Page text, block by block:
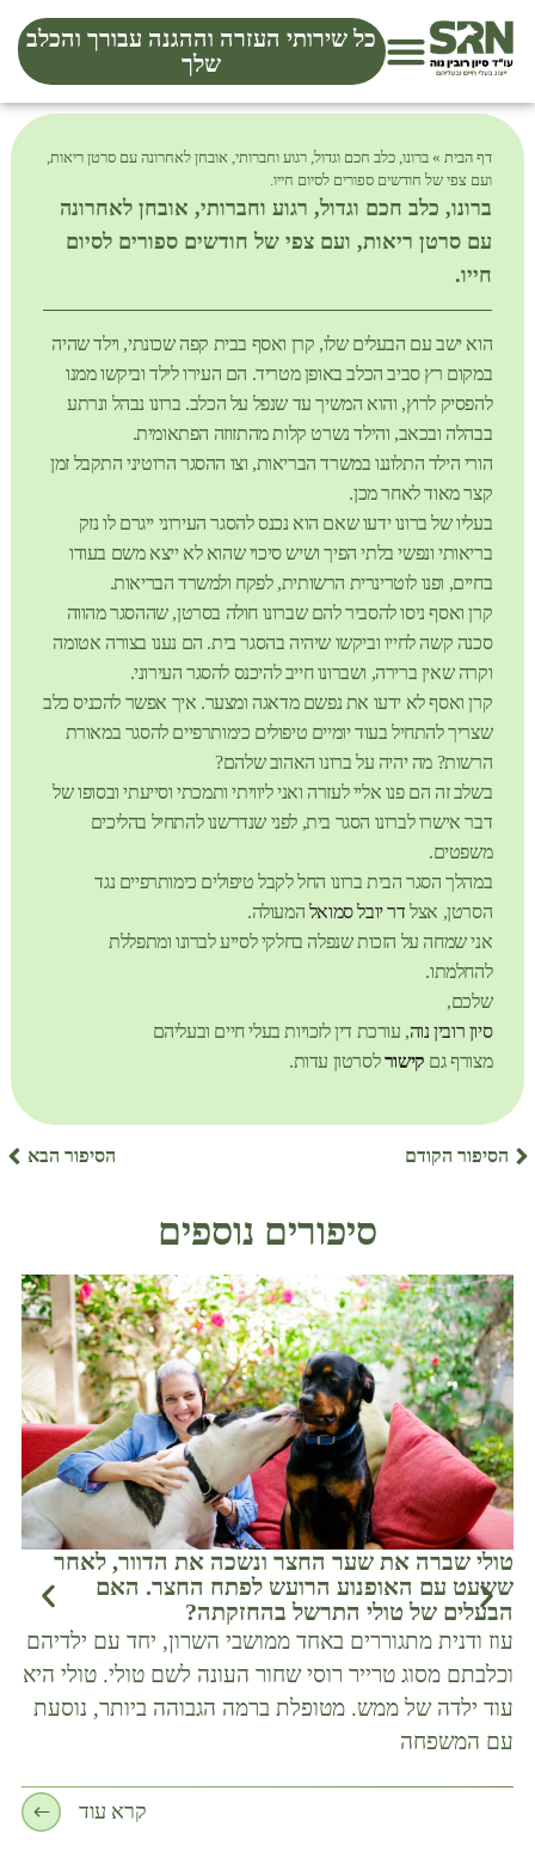
כל שירותי העזרה וההגנה עבורך והכלב
שלך
דף הבית » ברונו, כלב חכם וגדול, רגוע וחברותי, אובחן לאחרונה עם סרטן ריאות,
ועם צפי של חודשים ספורים לסיום חייו.
ברונו, כלב חכם וגדול, רגוע וחברותי, אובחן לאחרונה
עם סרטן ריאות, ועם צפי של חודשים ספורים לסיום
חייו.
הוא ישב עם הבעלים שלו, קרן ואסף בבית קפה שכונתי, וילד שהיה
במקום רץ סביב הכלב באופן מטריד. הם העירו לילד וביקשו ממנו
להפסיק לרוץ, והוא המשיך עד שנפל על הכלב. ברונו נבהל ונרתע
בבהלה ובכאב, והילד נשרט קלות מהתזוזה הפתאומית.
הורי הילד התלוננו במשרד הבריאות, וצו ההסגר הרוטיני התקבל זמן
קצר מאוד לאחר מכן.
בעליו של ברונו ידעו שאם הוא נכנס להסגר העירוני ייגרם לו נזק
בריאותי ונפשי בלתי הפיך ושיש סיכוי שהוא לא ייצא משם בעודו
בחיים, ופנו לוטרינרית הרשותית, לפקח ולמשרד הבריאות.
קרן ואסף ניסו להסביר להם שברונו חולה בסרטן, שההסגר מהווה
סכנה קשה לחייו וביקשו שיהיה בהסגר בית. הם נענו בצורה אטומה
וקרה שאין ברירה, ושברונו חייב להיכנס להסגר העירוני.
קרן ואסף לא ידעו את נפשם מדאגה ומצער. איך אפשר להכניס כלב
שצריך להתחיל בעוד יומיים טיפולים כימותרפיים להסגר במאורת
הרשות? מה יהיה על ברונו האהוב שלהם?
בשלב זה הם פנו אליי לעזרה ואני ליוויתי ותמכתי וסייעתי ובסופו של
דבר אישרו לברונו הסגר בית, לפני שנדרשנו להתחיל בהליכים
משפטים.
במהלך הסגר הבית ברונו החל לקבל טיפולים כימותרפיים נגד
הסרטן, אצל דר יובל סמואל המעולה.
אני שמחה על הזכות שנפלה בחלקי לסייע לברונו ומתפללת
להחלמתו.
שלכם,
סיון רובין נוה, עורכת דין לזכויות בעלי חיים ובעליהם
מצורף גם קישורלסרטון עדות.
הסיפור הקודם הסיפור הבא
סיפורים נוספים
טולי שברה את שער החצר ונשכה את הדוור, לאחר
ששעט עם האופנוע הרועש לפתח החצר. האם
הבעלים של טולי התרשל בהחזקתה?
עוז ודנית מתגוררים באחד ממושבי השרון, יחד עם ילדיהם
וכלבתם מסוג טרייר רוסי שחור העונה לשם טולי. טולי היא
עוד ילדה של ממש. מטופלת ברמה הגבוהה ביותר, נוסעת
עם המשפחה
קרא עוד